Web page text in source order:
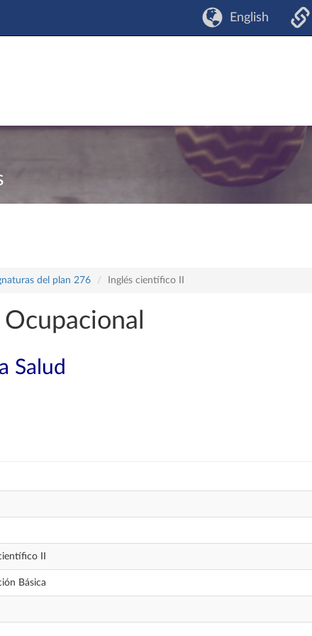
English
del plan 276 Inglés científico II
Salud
II
Básica